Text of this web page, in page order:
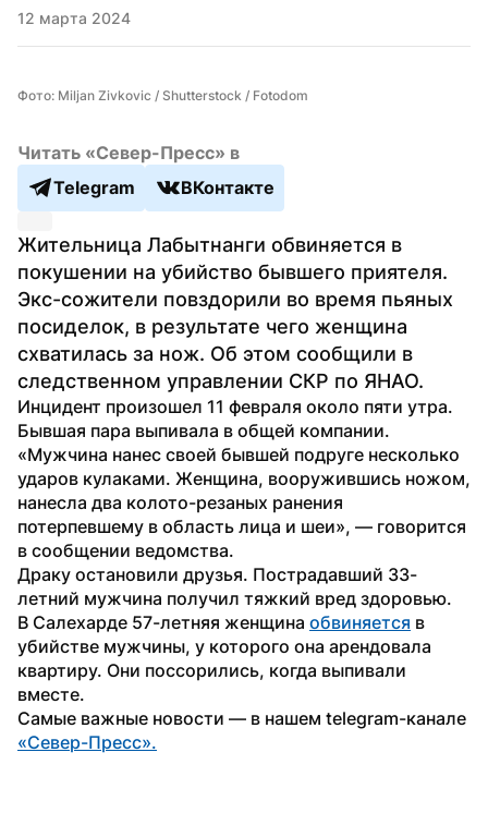
12 марта 2024
Фото: Miljan Zivkovic / Shutterstock / Fotodom
Читать «Север-Пресс» в
Telegram
ВКонтакте
Жительница Лабытнанги обвиняется в
покушении на убийство бывшего приятеля.
Экс-сожители повздорили во время пьяных
посиделок, в результате чего женщина
схватилась за нож. Об этом сообщили в
следственном управлении СКР по ЯНАО.
Инцидент произошел 11 февраля около пяти утра.
Бывшая пара выпивала в общей компании.
«Мужчина нанес своей бывшей подруге несколько
ударов кулаками. Женщина, вооружившись ножом,
нанесла два колото-резаных ранения
потерпевшему в область лица и шеи», — говорится
в сообщении ведомства.
Драку остановили друзья. Пострадавший 33-
летний мужчина получил тяжкий вред здоровью.
В Салехарде 57-летняя женщина обвиняется в
убийстве мужчины, у которого она арендовала
квартиру. Они поссорились, когда выпивали
вместе.
«Север-Пресс».